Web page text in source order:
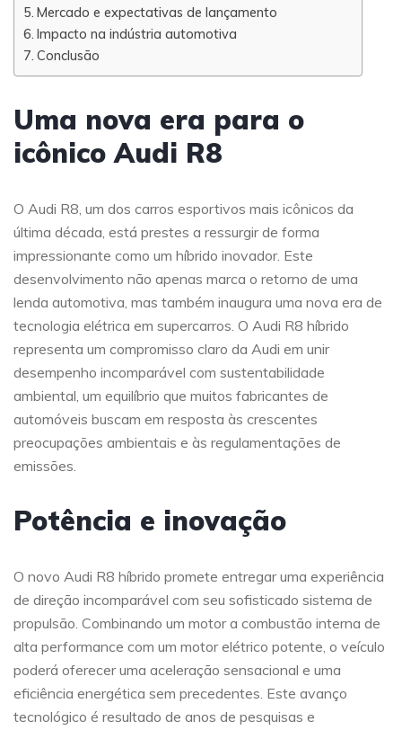
Mercado e expectativas de lançamento
Impacto na indústria automotiva
Conclusão
Uma nova era para o
icônico Audi R8
O Audi R8, um dos carros esportivos mais icônicos da
última década, está prestes a ressurgir de forma
impressionante como um híbrido inovador. Este
desenvolvimento não apenas marca o retorno de uma
lenda automotiva, mas também inaugura uma nova era de
tecnologia elétrica em supercarros. O Audi R8 híbrido
representa um compromisso claro da Audi em unir
desempenho incomparável com sustentabilidade
ambiental, um equilíbrio que muitos fabricantes de
automóveis buscam em resposta às crescentes
preocupações ambientais e às regulamentações de
emissões.
Potência e inovação
O novo Audi R8 híbrido promete entregar uma experiência
de direção incomparável com seu sofisticado sistema de
propulsão. Combinando um motor a combustão interna de
alta performance com um motor elétrico potente, o veículo
poderá oferecer uma aceleração sensacional e uma
eficiência energética sem precedentes. Este avanço
tecnológico é resultado de anos de pesquisas e